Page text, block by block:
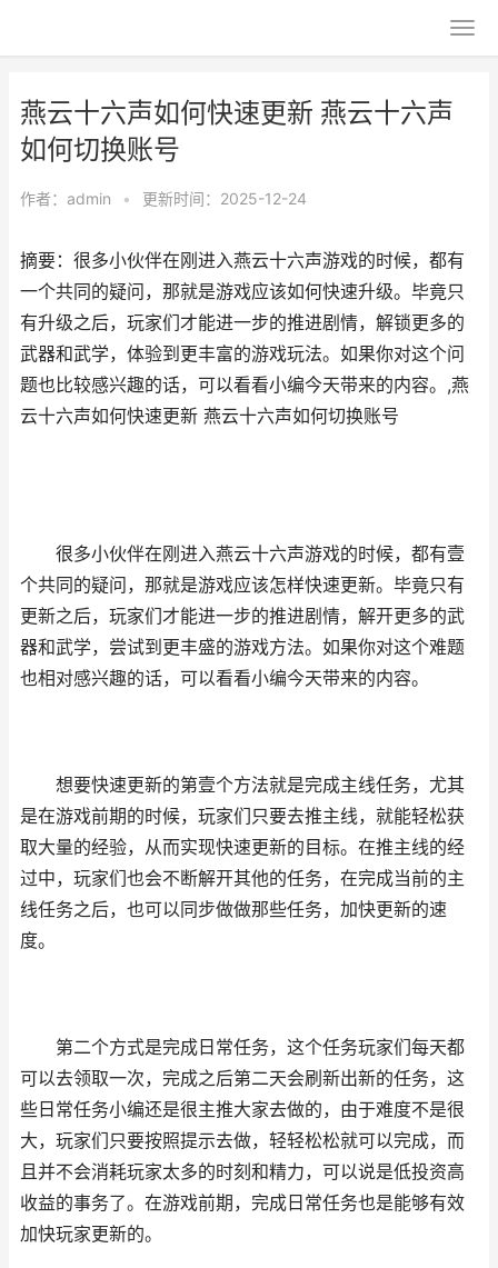
燕云十六声如何快速更新 燕云十六声
如何切换账号
作者： admin • 更新时间：2025-12-24
摘要：很多小伙伴在刚进入燕云十六声游戏的时候，都有
一个共同的疑问，那就是游戏应该如何快速升级。毕竟只
有升级之后，玩家们才能进一步的推进剧情，解锁更多的
武器和武学，体验到更丰富的游戏玩法。如果你对这个问
题也比较感兴趣的话，可以看看小编今天带来的内容。,燕
云十六声如何快速更新 燕云十六声如何切换账号
很多小伙伴在刚进入燕云十六声游戏的时候，都有壹
个共同的疑问，那就是游戏应该怎样快速更新。毕竟只有
更新之后，玩家们才能进一步的推进剧情，解开更多的武
器和武学，尝试到更丰盛的游戏方法。如果你对这个难题
也相对感兴趣的话，可以看看小编今天带来的内容。
想要快速更新的第壹个方法就是完成主线任务，尤其
是在游戏前期的时候，玩家们只要去推主线，就能轻松获
取大量的经验，从而实现快速更新的目标。在推主线的经
过中，玩家们也会不断解开其他的任务，在完成当前的主
线任务之后，也可以同步做做那些任务，加快更新的速
度。
第二个方式是完成日常任务，这个任务玩家们每天都
可以去领取一次，完成之后第二天会刷新出新的任务，这
些日常任务小编还是很主推大家去做的，由于难度不是很
大，玩家们只要按照提示去做，轻轻松松就可以完成，而
且并不会消耗玩家太多的时刻和精力，可以说是低投资高
收益的事务了。在游戏前期，完成日常任务也是能够有效
加快玩家更新的。